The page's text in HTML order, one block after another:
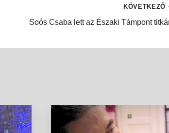
KÖVETKEZŐ
Soós Csaba lett az Északi Támpont